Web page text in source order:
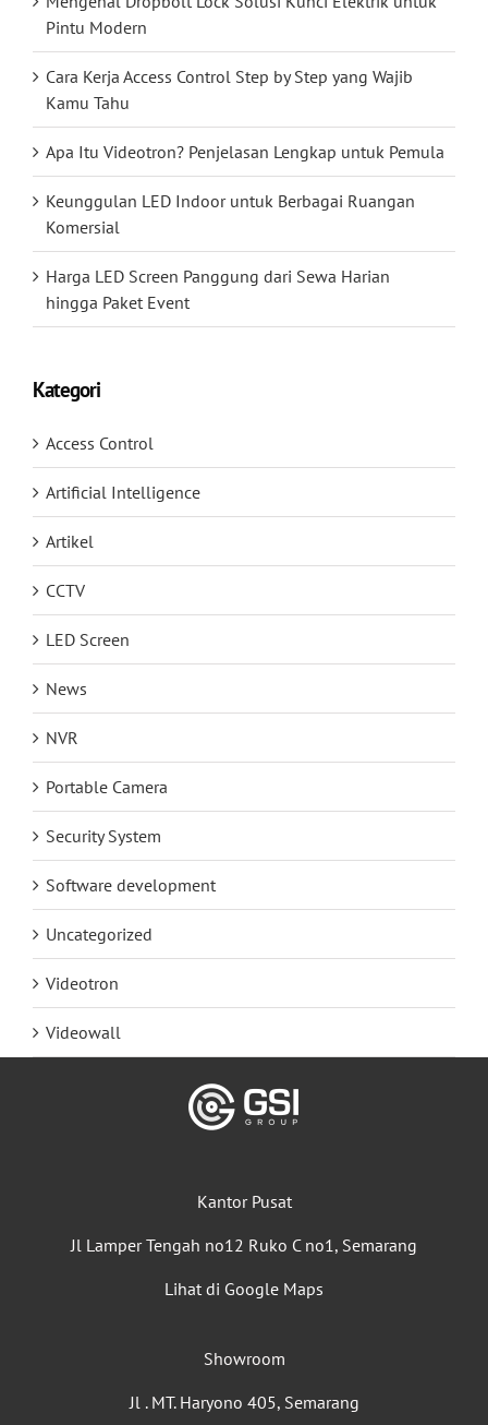
Pintu Modern
Cara Kerja Access Control Step by Step yang Wajib
Kamu Tahu
Apa Itu Videotron? Penjelasan Lengkap untuk Pemula
Keunggulan LED Indoor untuk Berbagai Ruangan
Komersial
Harga LED Screen Panggung dari Sewa Harian
hingga Paket Event
Kategori
Access Control
Artificial Intelligence
Artikel
CCTV
LED Screen
News
NVR
Portable Camera
Security System
Software development
Uncategorized
Videotron
Videowall
Kantor Pusat
Jl Lamper Tengah no12 Ruko C no1, Semarang
Lihat di Google Maps
Showroom
Jl . MT. Haryono 405, Semarang